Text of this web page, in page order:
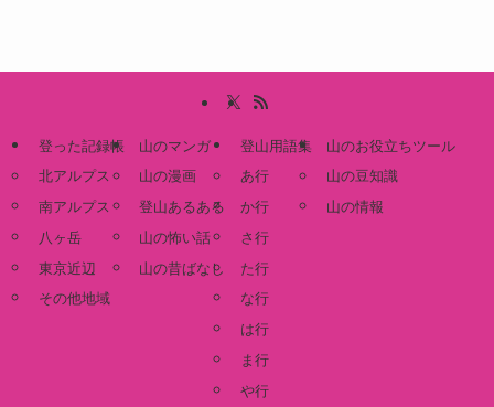
登った記録帳
北アルプス
南アルプス
八ヶ岳
東京近辺
その他地域
山のマンガ
山の漫画
登山あるある
山の怖い話
山の昔ばなし
登山用語集
あ行
か行
さ行
た行
な行
は行
ま行
や行
山のお役立ちツール
山の豆知識
山の情報